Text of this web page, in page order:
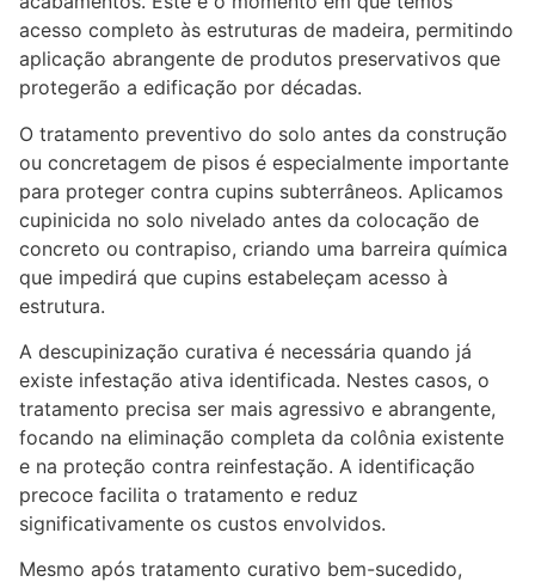
acesso completo às estruturas de madeira, permitindo
aplicação abrangente de produtos preservativos que
protegerão a edificação por décadas.
O tratamento preventivo do solo antes da construção
ou concretagem de pisos é especialmente importante
para proteger contra cupins subterrâneos. Aplicamos
cupinicida no solo nivelado antes da colocação de
concreto ou contrapiso, criando uma barreira química
que impedirá que cupins estabeleçam acesso à
estrutura.
A descupinização curativa é necessária quando já
existe infestação ativa identificada. Nestes casos, o
tratamento precisa ser mais agressivo e abrangente,
focando na eliminação completa da colônia existente
e na proteção contra reinfestação. A identificação
precoce facilita o tratamento e reduz
significativamente os custos envolvidos.
Mesmo após tratamento curativo bem-sucedido,